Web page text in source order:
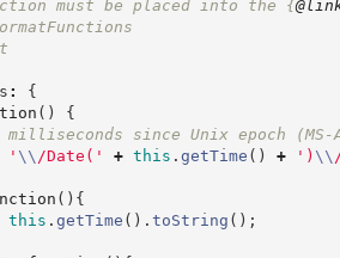
must be placed into the {
:
{
( )
{
milliseconds since Unix epoch
' \\ /Date( ' + this . getTime ( ) + ' ) \\
( ) {
this . getTime ( ) . toString ( ) ;